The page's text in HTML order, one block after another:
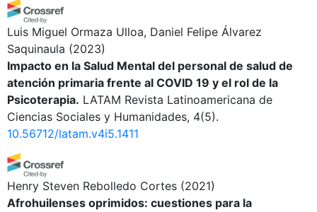
Luis Miguel Ormaza Ulloa, Daniel Felipe Álvarez
Saquinaula (2023)
Impacto en la Salud Mental del personal de salud de
atención primaria frente al COVID 19 y el rol de la
Psicoterapia. LATAM Revista Latinoamericana de
Ciencias Sociales y Humanidades, 4(5).
10.56712/latam.v4i5.1411
Henry Steven Rebolledo Cortes (2021)
Afrohuilenses oprimidos: cuestiones para la